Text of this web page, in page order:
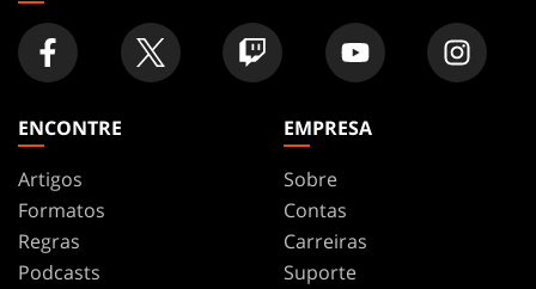
ENCONTRE
Artigos
Formatos
Regras
Podcasts
EMPRESA
Sobre
Contas
Carreiras
Suporte